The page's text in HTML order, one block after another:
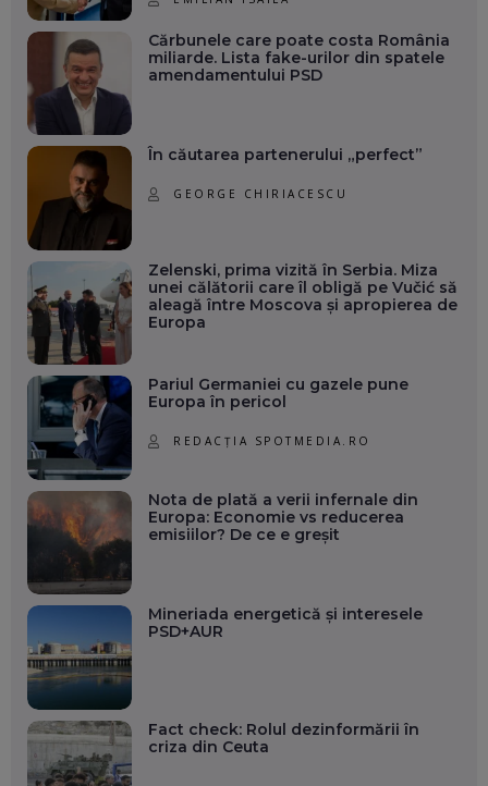
Cărbunele care poate costa România
miliarde. Lista fake-urilor din spatele
amendamentului PSD
În căutarea partenerului „perfect”
GEORGE CHIRIACESCU
Zelenski, prima vizită în Serbia. Miza
unei călătorii care îl obligă pe Vučić să
aleagă între Moscova și apropierea de
Europa
Pariul Germaniei cu gazele pune
Europa în pericol
REDACȚIA SPOTMEDIA.RO
Nota de plată a verii infernale din
Europa: Economie vs reducerea
emisiilor? De ce e greșit
Mineriada energetică și interesele
PSD+AUR
Fact check: Rolul dezinformării în
criza din Ceuta